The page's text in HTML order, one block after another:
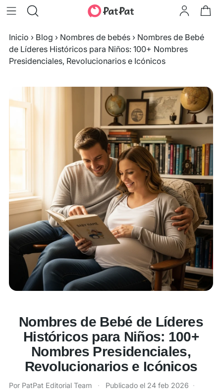
Inicio › Blog › Nombres de bebés › Nombres de Bebé
de Líderes Históricos para Niños: 100+ Nombres
Presidenciales, Revolucionarios e Icónicos
Nombres de Bebé de Líderes
Históricos para Niños: 100+
Nombres Presidenciales,
Revolucionarios e Icónicos
Por PatPat Editorial Team · Publicado el 24 feb 2026 ·